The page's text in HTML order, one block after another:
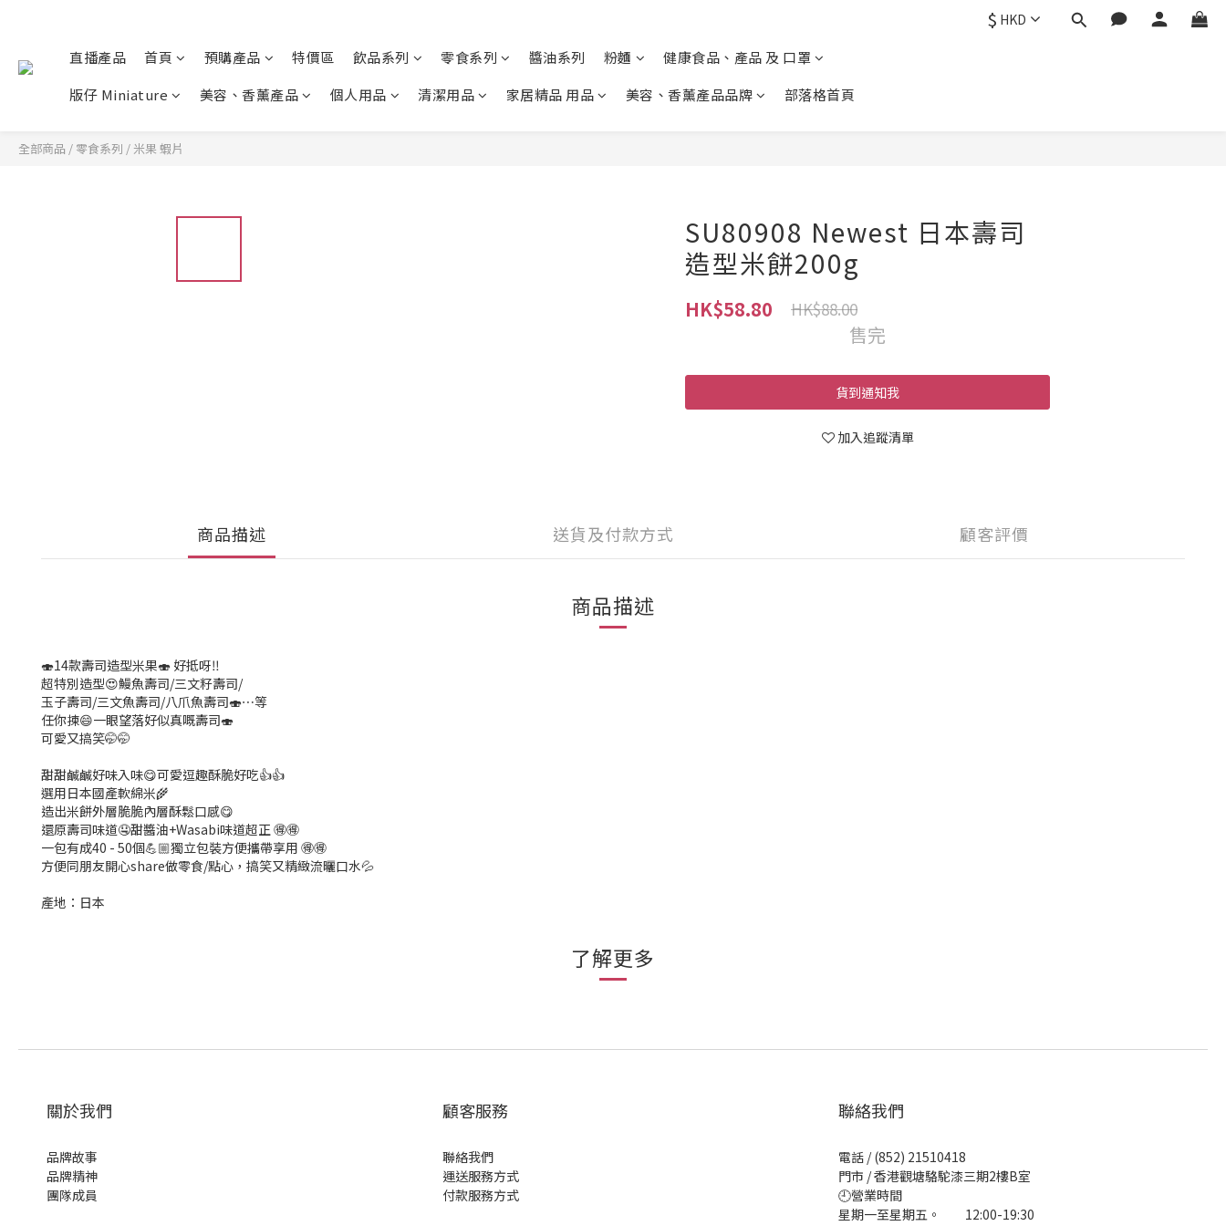
$ HKD
直播產品 首頁 預購產品 特價區 飲品系列 零食系列 醬油系列 粉麵
健康食品、產品 及 口罩
版仔 Miniature
美容、香薰產品 個人用品 清潔用品 家居精品 用品 美容、香薰產品品牌 部落格首頁
全部商品 / 零食系列 / 米果 蝦片
SU80908 Newest 日本壽司
造型米餅200g
HK$58.80 HK$88.00
售完
貨到通知我
加入追蹤清單
商品描述 送貨及付款方式 顧客評價
商品描述
🍣14款壽司造型米果🍣 好抵呀‼️
超特別造型😍鰻魚壽司/三文籽壽司/
玉子壽司/三文魚壽司/八爪魚壽司🍣⋯等
任你揀😄一眼望落好似真嘅壽司🍣
可愛又搞笑🤭🤭
甜甜鹹鹹好味入味😋可愛逗趣酥脆好吃👍👍
選用日本國產軟綿米🌾
造出米餅外層脆脆內層酥鬆口感😋
還原壽司味道🤤甜醬油+Wasabi味道超正 🉐🉐
一包有成40 - 50個💪🏼獨立包裝方便攜帶享用 🉐🉐
方便同朋友開心share做零食/點心，搞笑又精緻流曬口水💦
產地：日本
了解更多
關於我們
品牌故事
品牌精神
團隊成員
顧客服務
聯絡我們
運送服務方式
付款服務方式
聯絡我們
電話 / (852) 21510418
門市 / 香港觀塘駱駝漆三期2樓B室
🕘營業時間
星期一至星期五。 12:00-19:30